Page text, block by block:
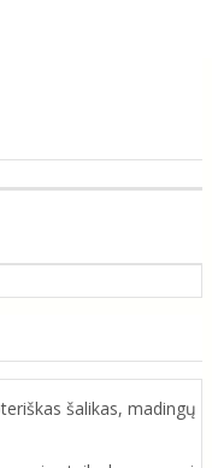
šalikas, madingų